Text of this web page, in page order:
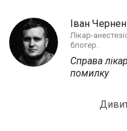
Іван
Лікар-
блогер.
Справа
помилку